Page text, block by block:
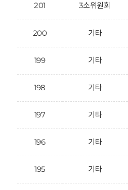
201 3소위원회
200 기타
199 기타
198 기타
197 기타
196 기타
195 기타